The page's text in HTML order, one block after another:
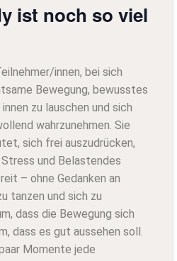
ist noch so viel
innen, bei sich
Bewegung, bewusstes
zu lauschen und sich
wahrzunehmen. Sie
sich frei auszudrücken,
und Belastendes
– ohne Gedanken an
tanzen und sich zu
dass die Bewegung sich
dass es gut aussehen soll.
Momente jede